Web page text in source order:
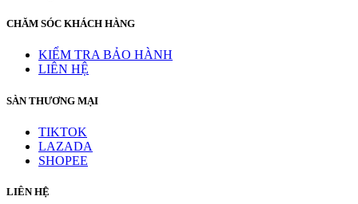
CHĂM SÓC KHÁCH HÀNG
KIỂM TRA BẢO HÀNH
LIÊN HỆ
SÀN THƯƠNG MẠI
TIKTOK
LAZADA
SHOPEE
LIÊN HỆ